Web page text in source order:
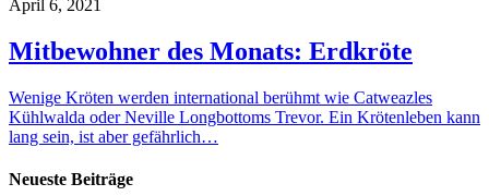
April 6, 2021
Mitbewohner des Monats: Erdkröte
Wenige Kröten werden international berühmt wie Catweazles
Kühlwalda oder Neville Longbottoms Trevor. Ein Krötenleben kann
lang sein, ist aber gefährlich…
Neueste Beiträge